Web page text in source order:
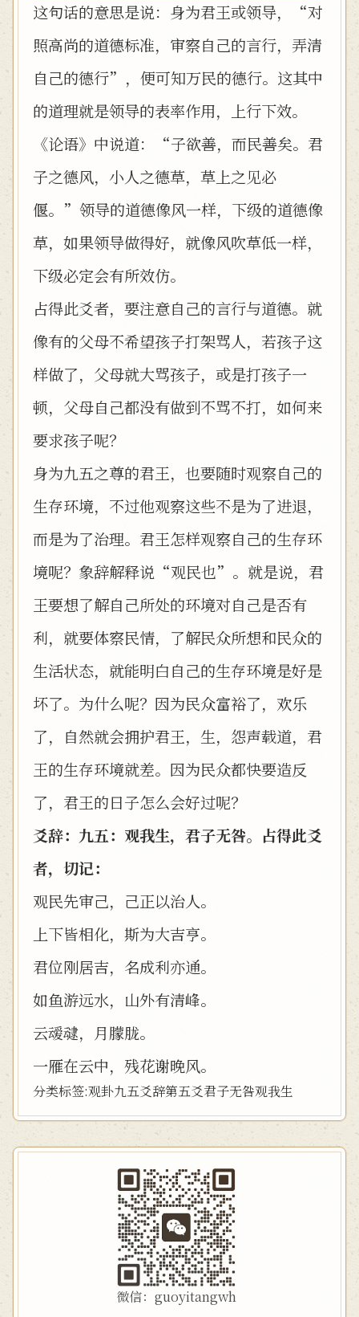
这句话的意思是说：身为君王或领导，“对
照高尚的道德标准，审察自己的言行，弄清
自己的德行”，便可知万民的德行。这其中
的道理就是领导的表率作用，上行下效。
《论语》中说道：“子欲善，而民善矣。君
子之德风，小人之德草，草上之见必
偃。”领导的道德像风一样，下级的道德像
草，如果领导做得好，就像风吹草低一样，
下级必定会有所效仿。
占得此爻者，要注意自己的言行与道德。就
像有的父母不希望孩子打架骂人，若孩子这
样做了，父母就大骂孩子，或是打孩子一
顿，父母自己都没有做到不骂不打，如何来
要求孩子呢？
身为九五之尊的君王，也要随时观察自己的
生存环境，不过他观察这些不是为了进退，
而是为了治理。君王怎样观察自己的生存环
境呢？象辞解释说“观民也”。就是说，君
王要想了解自己所处的环境对自己是否有
利，就要体察民情，了解民众所想和民众的
生活状态，就能明白自己的生存环境是好是
坏了。为什么呢？因为民众富裕了，欢乐
了，自然就会拥护君王，生，怨声载道，君
王的生存环境就差。因为民众都快要造反
了，君王的日子怎么会好过呢？
爻辞：九五：观我生，君子无咎。占得此爻
者，切记：
观民先审己，己正以治人。
上下皆相化，斯为大吉亨。
君位刚居吉，名成利亦通。
如鱼游远水，山外有清峰。
云叆叇，月朦胧。
一雁在云中，残花谢晚风。
分类标签:观卦九五爻辞第五爻君子无咎观我生
微信：guoyitangwh